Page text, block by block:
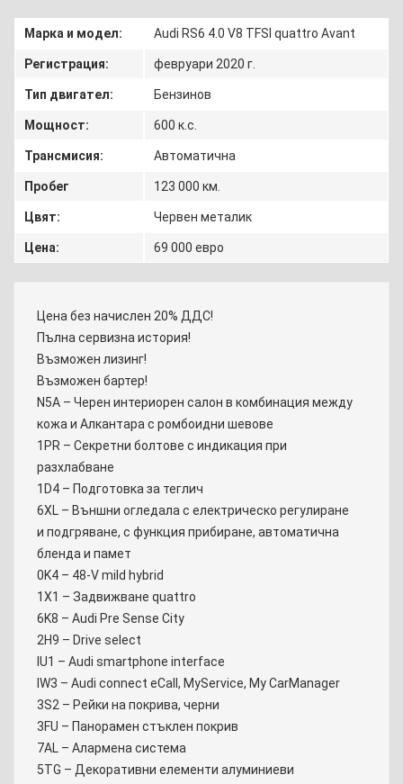
Марка и модел: Audi RS6 4.0 V8 TFSI quattro Avant
Регистрация: февруари 2020 г.
Тип двигател: Бензинов
Мощност: 600 к.с.
Трансмисия: Автоматична
Пробег 123 000 км.
Цвят: Червен металик
Цена: 69 000 евро
Цена без начислен 20% ДДС!
Пълна сервизна история!
Възможен лизинг!
Възможен бартер!
N5A – Черен интериорен салон в комбинация между
кожа и Алкантара с ромбоидни шевове
1PR – Секретни болтове с индикация при
разхлабване
1D4 – Подготовка за теглич
6XL – Външни огледала с електрическо регулиране
и подгряване, с функция прибиране, автоматична
бленда и памет
0K4 – 48-V mild hybrid
1X1 – Задвижване quattro
6K8 – Audi Pre Sense City
2H9 – Drive select
IU1 – Audi smartphone interface
IW3 – Audi connect eCall, MyService, My CarManager
3S2 – Рейки на покрива, черни
3FU – Панорамен стъклен покрив
7AL – Алармена система
5TG – Декоративни елементи алуминиеви